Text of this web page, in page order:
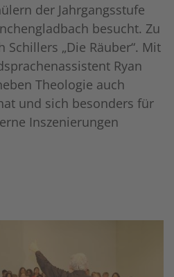
der Jahrgangsstufe
besucht. Zu
Schillers „Die Räuber“. Mit
Ryan
Theologie auch
und sich besonders für
Inszenierungen